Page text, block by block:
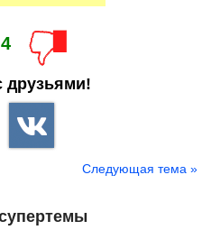
друзьями!
Следующая тема »